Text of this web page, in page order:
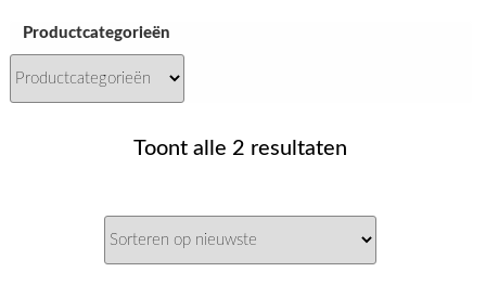
Productcategorieën
Toont alle 2 resultaten
nieuwste